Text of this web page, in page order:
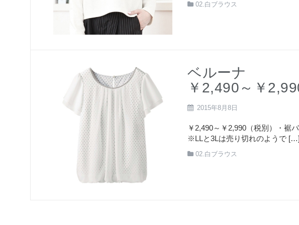
02.白ブラウス
ベルーナ
￥2,490～￥
2015年8月8日
￥2,490～￥2,990（税別）・裾
※LLと3Lは売り切れのようで […]
02.白ブラウス